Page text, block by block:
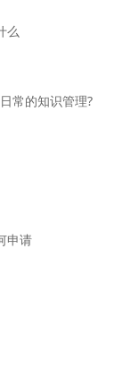
么
常的知识管理?
申请